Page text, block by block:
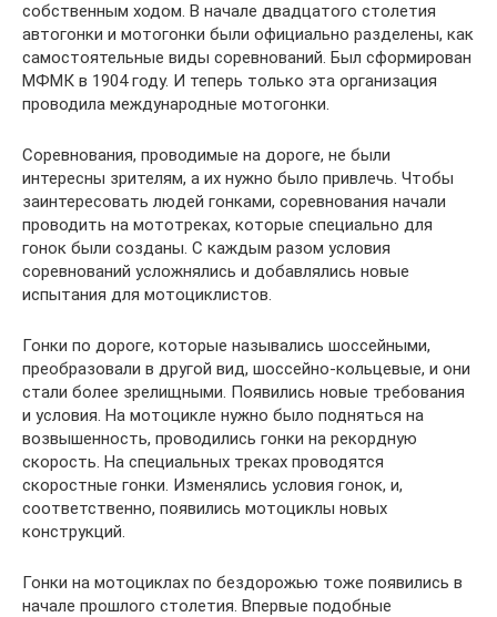
собственным ходом. В начале двадцатого столетия
автогонки и мотогонки были официально разделены, как
самостоятельные виды соревнований. Был сформирован
МФМК в 1904 году. И теперь только эта организация
проводила международные мотогонки.
Соревнования, проводимые на дороге, не были
интересны зрителям, а их нужно было привлечь. Чтобы
заинтересовать людей гонками, соревнования начали
проводить на мототреках, которые специально для
гонок были созданы. С каждым разом условия
соревнований усложнялись и добавлялись новые
испытания для мотоциклистов.
Гонки по дороге, которые назывались шоссейными,
преобразовали в другой вид, шоссейно-кольцевые, и они
стали более зрелищными. Появились новые требования
и условия. На мотоцикле нужно было подняться на
возвышенность, проводились гонки на рекордную
скорость. На специальных треках проводятся
скоростные гонки. Изменялись условия гонок, и,
соответственно, появились мотоциклы новых
конструкций.
Гонки на мотоциклах по бездорожью тоже появились в
начале прошлого столетия. Впервые подобные